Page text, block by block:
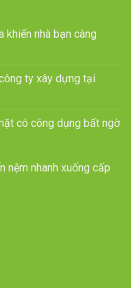
khiến nhà bạn càng
ty xây dựng tại
có công dụng bất ngờ
nệm nhanh xuống cấp